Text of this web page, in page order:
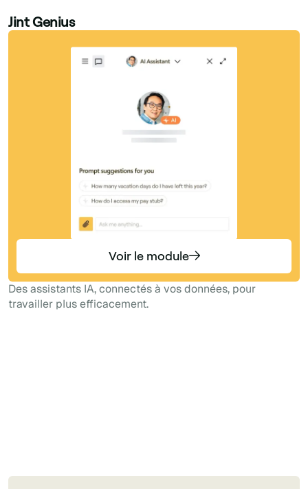
Jint Genius
Voir le module
Des assistants IA, connectés à vos données, pour
travailler plus efficacement.